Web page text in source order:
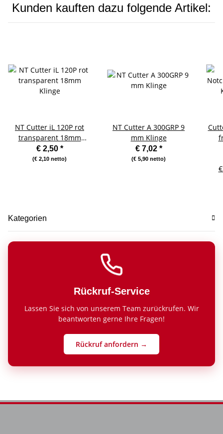
Kunden kauften dazu folgende Artikel:
NT Cutter iL 120P rot
transparent 18mm
Klinge
€ 2,50 *
(€ 2,10 netto)
NT Cutter A 300GRP 9
mm Klinge
€ 7,02 *
(€ 5,90 netto)
Kategorien
Rückruf-Service
Lassen Sie sich von unserem Team zurückrufen. Wir
beantworten gerne Ihre Fragen!
Rückruf anfordern →